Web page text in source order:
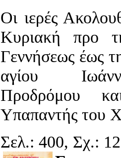
Οι ιερές
Κυριακή προ
Γεννήσεως έως
αγίου
Προδρόμου
Υπαπαντής του
Σελ.: 400, Σχ.: